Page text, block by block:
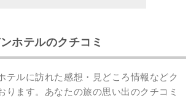
ホテルのクチコミ
テルに訪れた感想・見どころ情報などク
ります。あなたの旅の思い出のクチコミ